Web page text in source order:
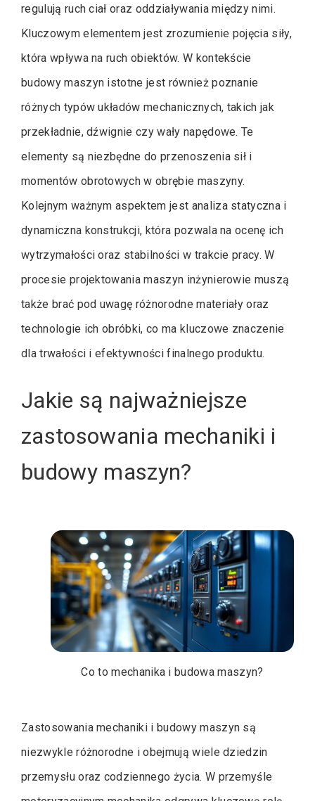
regulują ruch ciał oraz oddziaływania między nimi.
Kluczowym elementem jest zrozumienie pojęcia siły,
która wpływa na ruch obiektów. W kontekście
budowy maszyn istotne jest również poznanie
różnych typów układów mechanicznych, takich jak
przekładnie, dźwignie czy wały napędowe. Te
elementy są niezbędne do przenoszenia sił i
momentów obrotowych w obrębie maszyny.
Kolejnym ważnym aspektem jest analiza statyczna i
dynamiczna konstrukcji, która pozwala na ocenę ich
wytrzymałości oraz stabilności w trakcie pracy. W
procesie projektowania maszyn inżynierowie muszą
także brać pod uwagę różnorodne materiały oraz
technologie ich obróbki, co ma kluczowe znaczenie
dla trwałości i efektywności finalnego produktu.
Jakie są najważniejsze
zastosowania mechaniki i
budowy maszyn?
Co to mechanika i budowa maszyn?
Zastosowania mechaniki i budowy maszyn są
niezwykle różnorodne i obejmują wiele dziedzin
przemysłu oraz codziennego życia. W przemyśle